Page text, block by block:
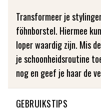
Transformeer je
föhnborstel. Hiermee
loper waardig zijn. Mis
je schoonheidsroutine
nog en geef je haar de
GEBRUIKSTIPS